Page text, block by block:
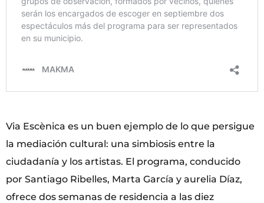
Via Escènica es un buen ejemplo de lo que persigue
la mediación cultural: una simbiosis entre la
ciudadanía y los artistas. El programa, conducido
por Santiago Ribelles, Marta García y aurelia Díaz,
ofrece dos semanas de residencia a las diez